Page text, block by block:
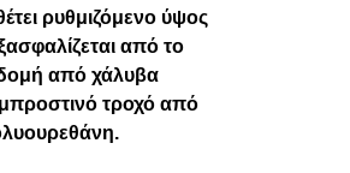
ρυθμιζόμενο ύψος
από το
από χάλυβα
τροχό από